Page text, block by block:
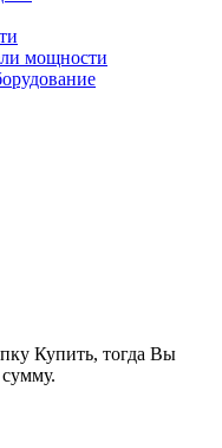
мощности
Купить, тогда Вы